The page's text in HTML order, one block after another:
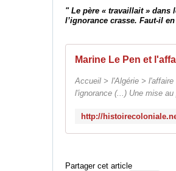
" Le père « travaillait » dans
l’ignorance crasse. Faut-il
Accueil > l'Algérie >
l'ignorance (...) Une mise
Partager cet article